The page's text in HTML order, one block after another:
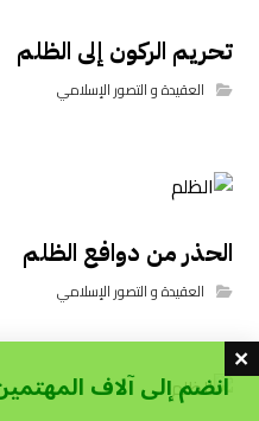
تحريم الركون إلى الظلم
العقيدة و التصور الإسلامي
الحذر من دوافع الظلم
العقيدة و التصور الإسلامي
انضم إلى آلاف